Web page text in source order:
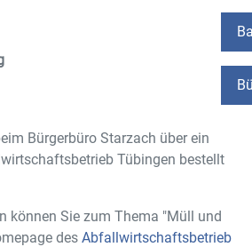
Bürgerbüro Starzach über ein
Tübingen bestellt
können Sie zum Thema "Müll und
des Abfallwirtschaftsbetrieb